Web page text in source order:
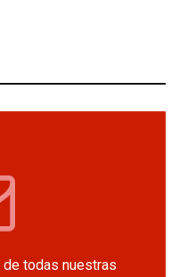
todas nuestras